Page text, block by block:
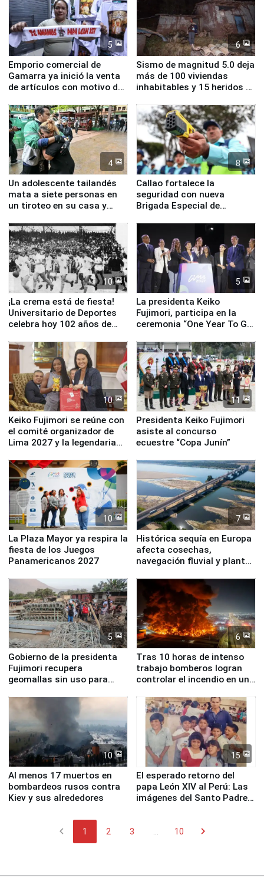
5
Emporio comercial de
Gamarra ya inició la venta
de artículos con motivo de
6
Sismo de magnitud 5.0 deja
más de 100 viviendas
inhabitables y 15 heridos en
4
Un adolescente tailandés
mata a siete personas en
un tiroteo en su casa y
8
Callao fortalece la
seguridad con nueva
Brigada Especial de
equipamiento para
Serenazgo
10
¡La crema está de fiesta!
Universitario de Deportes
celebra hoy 102 años de
5
La presidenta Keiko
Fujimori, participa en la
ceremonia “One Year To Go
10
Keiko Fujimori se reúne con
el comité organizador de
Lima 2027 y la legendaria
11
Presidenta Keiko Fujimori
asiste al concurso
ecuestre “Copa Junín”
10
La Plaza Mayor ya respira la
fiesta de los Juegos
Panamericanos 2027
7
Histórica sequía en Europa
afecta cosechas,
navegación fluvial y plantas
5
Gobierno de la presidenta
Fujimori recupera
geomallas sin uso para
Fenómeno El Niño
6
Tras 10 horas de intenso
trabajo bomberos logran
controlar el incendio en una
de Chile
10
Al menos 17 muertos en
bombardeos rusos contra
Kiev y sus alrededores
15
El esperado retorno del
papa León XIV al Perú: Las
imágenes del Santo Padre
chevron_left 1 2 3 10 chevron_right